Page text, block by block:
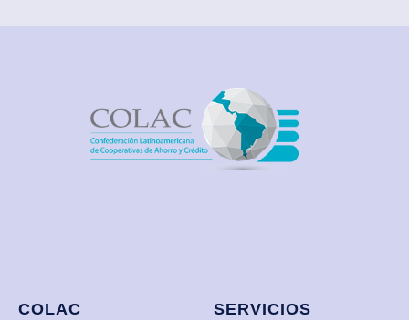
COLAC SERVICIOS